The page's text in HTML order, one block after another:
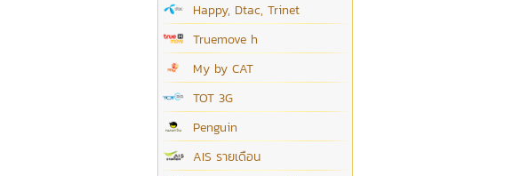
Happy, Dtac, Trinet
Truemove h
My by CAT
TOT 3G
Penguin
AIS รายเดือน